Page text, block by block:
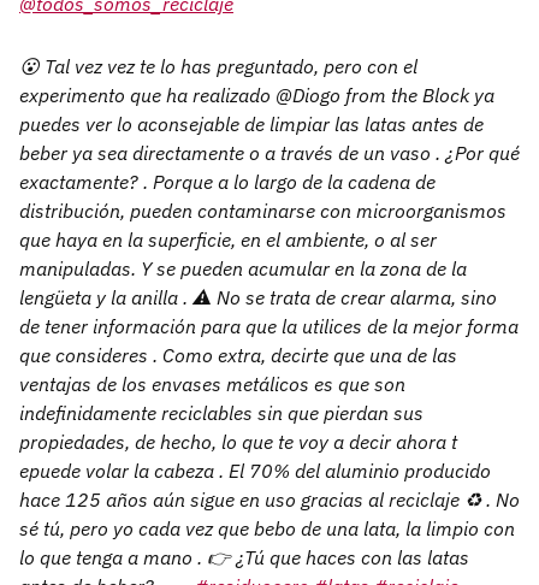
😮 Tal vez vez te lo has preguntado, pero con el
experimento que ha realizado @Diogo from the Block ya
puedes ver lo aconsejable de limpiar las latas antes de
beber ya sea directamente o a través de un vaso . ¿Por qué
exactamente? . Porque a lo largo de la cadena de
distribución, pueden contaminarse con microorganismos
que haya en la superficie, en el ambiente, o al ser
manipuladas. Y se pueden acumular en la zona de la
lengüeta y la anilla . ⚠️ No se trata de crear alarma, sino
de tener información para que la utilices de la mejor forma
que consideres . Como extra, decirte que una de las
ventajas de los envases metálicos es que son
indefinidamente reciclables sin que pierdan sus
propiedades, de hecho, lo que te voy a decir ahora t
epuede volar la cabeza . El 70% del aluminio producido
hace 125 años aún sigue en uso gracias al reciclaje ♻️ . No
sé tú, pero yo cada vez que bebo de una lata, la limpio con
lo que tenga a mano . 👉 ¿Tú que haces con las latas